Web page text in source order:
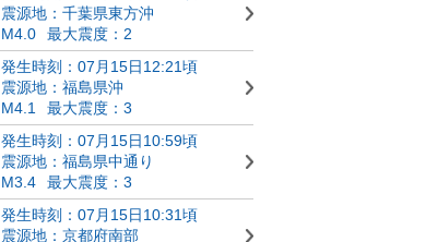
震源地：千葉県東方沖
M4.0
最大震度：2
発生時刻：07月15日12:21頃
震源地：福島県沖
M4.1
最大震度：3
発生時刻：07月15日10:59頃
震源地：福島県中通り
M3.4
最大震度：3
発生時刻：07月15日10:31頃
震源地：京都府南部